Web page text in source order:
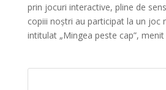
prin jocuri interactive, pline de
copiii noștri au participat la un joc
intitulat „Mingea peste cap”, menit